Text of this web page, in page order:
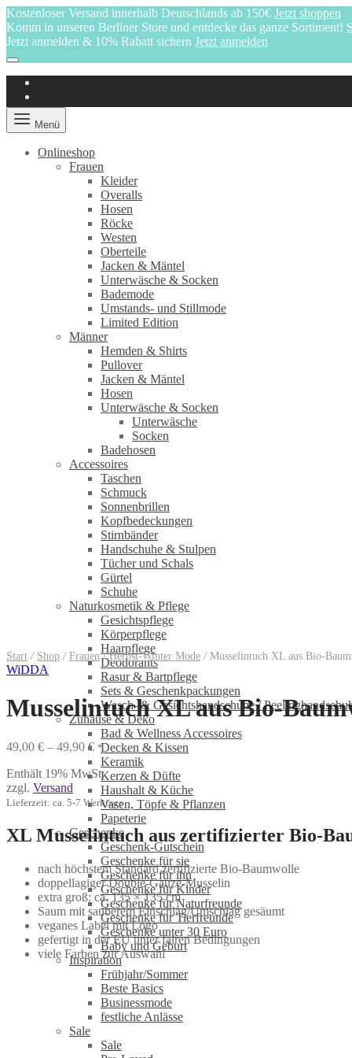
Kostenloser Versand innerhalb Deutschlands ab 150€ Jetzt shoppen
Komm in unseren Berliner Store und entdecke das ganze Sortiment!
Jetzt anmelden & 10% Rabatt sichern Jetzt anmelden
Menü
Onlineshop
Frauen
Kleider
Overalls
Hosen
Röcke
Westen
Oberteile
Jacken & Mäntel
Unterwäsche & Socken
Bademode
Umstands- und Stillmode
Limited Edition
Männer
Hemden & Shirts
Pullover
Jacken & Mäntel
Hosen
Unterwäsche & Socken
Unterwäsche
Socken
Badehosen
Accessoires
Taschen
Schmuck
Sonnenbrillen
Kopfbedeckungen
Stirnbänder
Handschuhe & Stulpen
Tücher und Schals
Gürtel
Schuhe
Naturkosmetik & Pflege
Gesichtspflege
Körperpflege
Haarpflege
Deodorants
Rasur & Bartpflege
Sets & Geschenkpackungen
Wasch‑ & Gesichtshandschuhe /
Zuhause & Deko
Bad & Wellness Accessoires
Decken & Kissen
Keramik
Kerzen & Düfte
Haushalt & Küche
Vasen, Töpfe & Pflanzen
Papeterie
Geschenke
Geschenk-Gutschein
Geschenke für sie
Geschenke für ihn
Geschenke für Kinder
Geschenke für Naturfreunde
Geschenke für Tierfreunde
Geschenke unter 30 Euro
Baby und Geburt
Inspiration
Frühjahr/Sommer
Beste Basics
Businessmode
festliche Anlässe
Sale
Sale
Start / Shop / Frauen / Herbst-Winter Mode /Musselintuch XL aus Bio-
WiDDA
Musselintuch XL aus Bio-
49,00 € – 49,90 €Preisspanne:
49,00 €
bis
49,90 €
*
Enthält 19% MwSt.
zzgl. Versand
Lieferzeit: ca. 5-7 Werktage
XL Musselintuch aus zertifizierter Bio-
nach höchstem Standard zertifizierte Bio-Baumwolle
doppellagiger Double-Gauze-Musselin
extra groß: ca. 135 × 135 cm
Saum mit sauberem Einschlag/Umschlag gesäumt
veganes Label mit Logo
gefertigt in der EU unter fairen Bedingungen
viele Farben zur Auswahl